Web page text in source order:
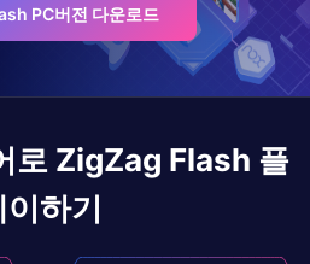
PC버전 다운로드
로 ZigZag Flash 플
이하기